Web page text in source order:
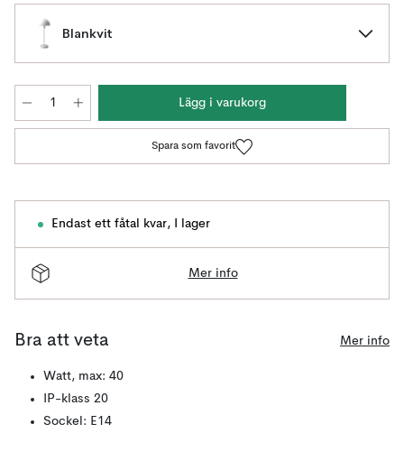
Blankvit
Lägg i varukorg
Spara som favorit
Endast ett fåtal kvar, I lager
Mer info
Bra att veta Mer info
Watt, max: 40
IP-klass 20
Sockel: E14